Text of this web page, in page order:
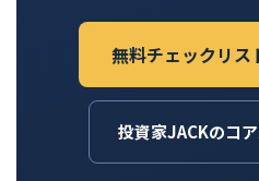
無料チェックリ
投資家JACKのコ